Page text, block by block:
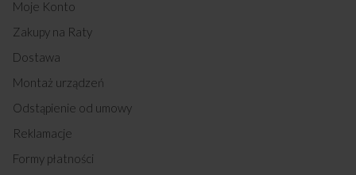
Moje Konto
Zakupy na Raty
Dostawa
Montaż urządzeń
Odstąpienie od umowy
Reklamacje
Formy płatności